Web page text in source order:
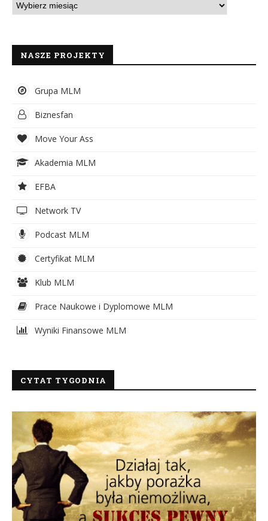
NASZE PROJEKTY
Grupa MLM
Biznesfan
Move Your Ass
Akademia MLM
EFBA
Network TV
Podcast MLM
Certyfikat MLM
Klub MLM
Prace Naukowe i Dyplomowe MLM
Wyniki Finansowe MLM
CYTAT TYGODNIA